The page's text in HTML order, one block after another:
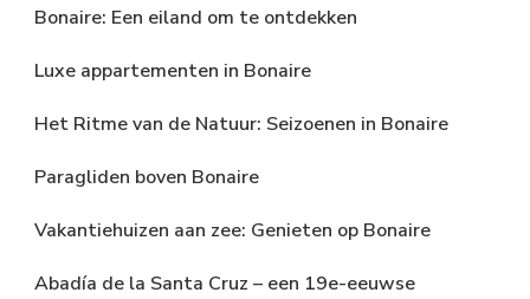
Bonaire: Een eiland om te ontdekken
Luxe appartementen in Bonaire
Het Ritme van de Natuur: Seizoenen in Bonaire
Paragliden boven Bonaire
Vakantiehuizen aan zee: Genieten op Bonaire
Abadía de la Santa Cruz – een 19e-eeuwse